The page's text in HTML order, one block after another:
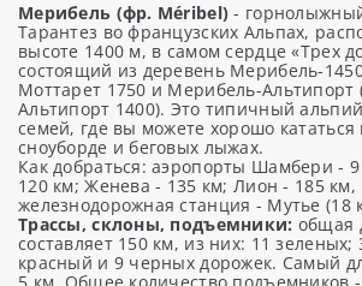
Мерибель (фр. Méribel)-
Тарантез во французских Альпах,
высоте 1400 м, в самом сердце «Трех
состоящий из деревень Мерибель-
Моттарет 1750 и Мерибель-Альтипорт
Альтипорт 1400). Это типичный
семей, где вы можете хорошо
сноуборде и беговых лыжах.
Как добраться: аэропорты Шамбери -
120 км; Женева - 135 км; Лион - 185
железнодорожная станция - Мутье (18
Трассы, склоны, подъемники: общая
составляет 150 км, из них: 11 зеленых;
красный и 9 черных дорожек. Самый